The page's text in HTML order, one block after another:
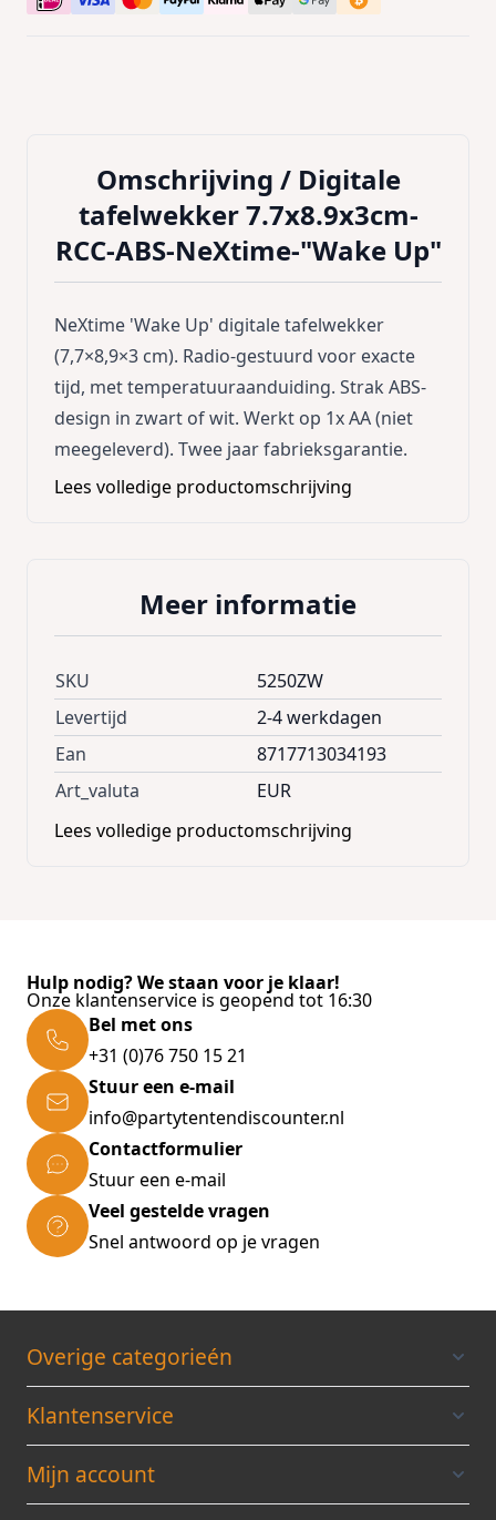
Omschrijving / Digitale
tafelwekker 7.7x8.9x3cm-
RCC-ABS-NeXtime-"Wake Up"
NeXtime 'Wake Up' digitale tafelwekker
(7,7×8,9×3 cm). Radio‑gestuurd voor exacte
tijd, met temperatuuraanduiding. Strak ABS-
design in zwart of wit. Werkt op 1x AA (niet
meegeleverd). Twee jaar fabrieksgarantie.
Lees volledige productomschrijving
Meer informatie
SKU
5250ZW
Levertijd
2-4 werkdagen
Ean
8717713034193
Art_valuta
EUR
Lees volledige productomschrijving
Hulp nodig? We staan voor je klaar!
Onze klantenservice is geopend tot 16:30
Bel met ons
+31 (0)76 750 15 21
Stuur een e-mail
info@partytentendiscounter.nl
Contactformulier
Stuur een e-mail
Veel gestelde vragen
Snel antwoord op je vragen
Overige categorieén
Klantenservice
Mijn account